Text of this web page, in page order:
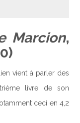
Marcion,
vient à parler des
livre de son
ceci en 4,2